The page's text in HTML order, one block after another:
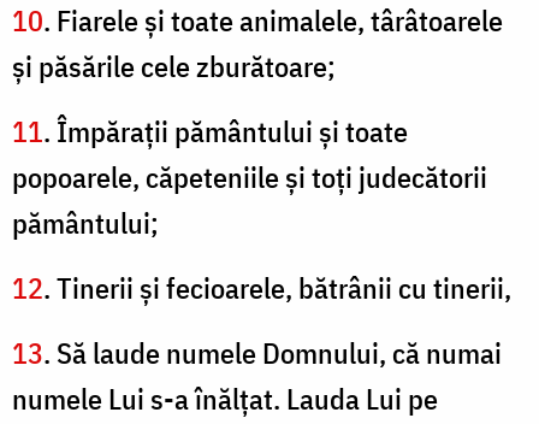
10. Fiarele şi toate animalele, târâtoarele
şi păsările cele zburătoare;
11. Împăraţii pământului şi toate
popoarele, căpeteniile şi toţi judecătorii
pământului;
12. Tinerii şi fecioarele, bătrânii cu tinerii,
13. Să laude numele Domnului, că numai
numele Lui s-a înălţat. Lauda Lui pe